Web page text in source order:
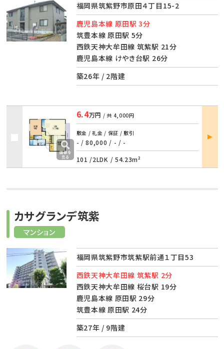
福岡県筑紫野市原田４丁目15-2
鹿児島本線 原田駅 3分
筑豊本線 原田駅 5分
西鉄天神大牟田線 筑紫駅 21分
鹿児島本線 けやき台駅 26分
築26年 / 2階建
6.4万円 / 共 4,000円
敷金 / 礼金 / 保証 / 敷引
- / 80,000 / - / -
101 /2LDK / 54.23m²
部屋
詳細
マンション
カサグランデ筑紫
福岡県筑紫野市筑紫駅前通１丁目53
西鉄天神大牟田線 筑紫駅 2分
西鉄天神大牟田線 桜台駅 19分
鹿児島本線 原田駅 29分
筑豊本線 原田駅 24分
築27年 / 9階建